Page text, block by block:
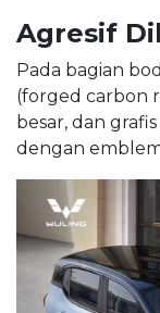
Agresif
Pada bagian
(forged carbon
besar, dan
dengan emblem